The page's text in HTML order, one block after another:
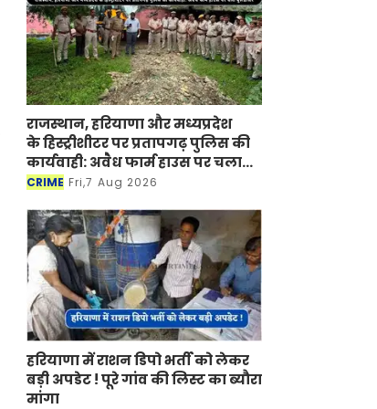
राजस्थान, हरियाणा और मध्यप्रदेश
के हिस्ट्रीशीटर पर प्रतापगढ़ पुलिस की
कार्यवाही: अवैध फार्म हाउस पर चला
बुलडोजर
CRIME Fri,7 Aug 2026
हरियाणा में राशन डिपो भर्ती को लेकर
बड़ी अपडेट ! पूरे गांव की लिस्ट का ब्यौरा
मांगा